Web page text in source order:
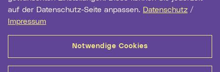
auf der Datenschutz-Seite anpassen. Datenschutz /
Impressum
Notwendige Cookies
Newsletter Anmeldung
Anmelden